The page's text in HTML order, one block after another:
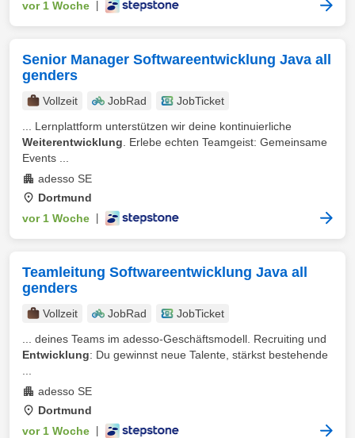
vor 1 Woche
Senior Manager Softwareentwicklung Java all
genders
Vollzeit JobRad
JobTicket
... Lernplattform unterstützen wir deine kontinuierliche
Weiterentwicklung . Erlebe echten Teamgeist: Gemeinsame
Events ...
adesso SE
Dortmund
vor 1 Woche
Teamleitung Softwareentwicklung Java all
genders
Vollzeit JobRad
JobTicket
... deines Teams im adesso-Geschäftsmodell. Recruiting und
Entwicklung: Du gewinnst neue Talente, stärkst bestehende
adesso SE
Dortmund
vor 1 Woche